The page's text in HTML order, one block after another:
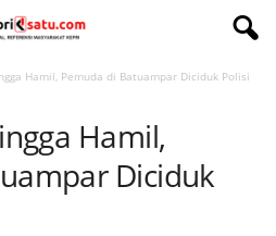
Hamil, Pemuda di Batuampar Diciduk Polisi
Hamil,
Diciduk